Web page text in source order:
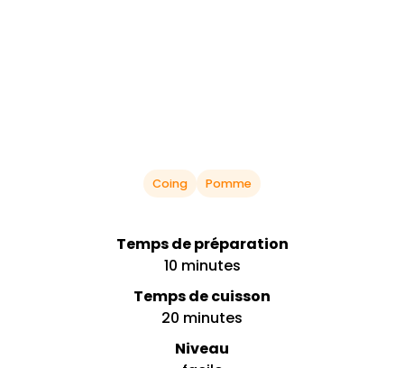
Coing Pomme
Temps de préparation
10 minutes
Temps de cuisson
20 minutes
Niveau